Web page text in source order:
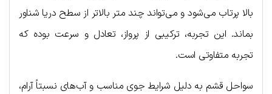
بالا پرتاب می‌شود و می‌تواند چند متر بالاتر از سطح دریا شناور
بماند. این تجربه، ترکیبی از پرواز، تعادل و سرعت بوده که
تجربه متفاوتی است.
سواحل قشم به دلیل شرایط جوی مناسب و آب‌های نسبتاً آرام،